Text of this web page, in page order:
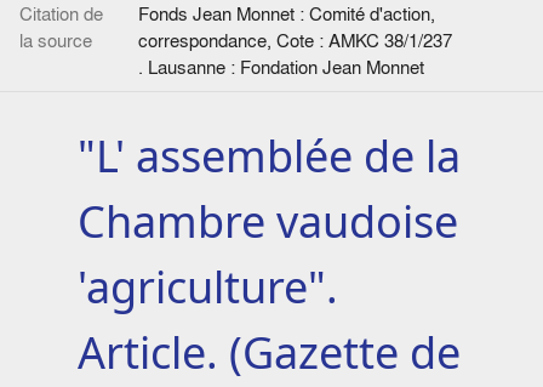
Citation de
la source
Fonds Jean Monnet : Comité d'action,
correspondance, Cote : AMKC 38/1/237
. Lausanne : Fondation Jean Monnet
"L' assemblée de la
Chambre vaudoise
'agriculture".
Article. (Gazette de